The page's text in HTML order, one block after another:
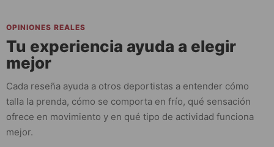
OPINIONES REALES
Tu experiencia ayuda a elegir
mejor
Cada reseña ayuda a otros deportistas a entender cómo
talla la prenda, cómo se comporta en frío, qué sensación
ofrece en movimiento y en qué tipo de actividad funciona
mejor.